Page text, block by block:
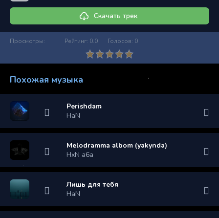
Скачать трек
Просмотры: Рейтинг: 0.0 Голосов: 0
Похожая музыка
Perishdam
HaN
Melodramma albom (yakynda)
HxN a6a
Лишь для тебя
HaN